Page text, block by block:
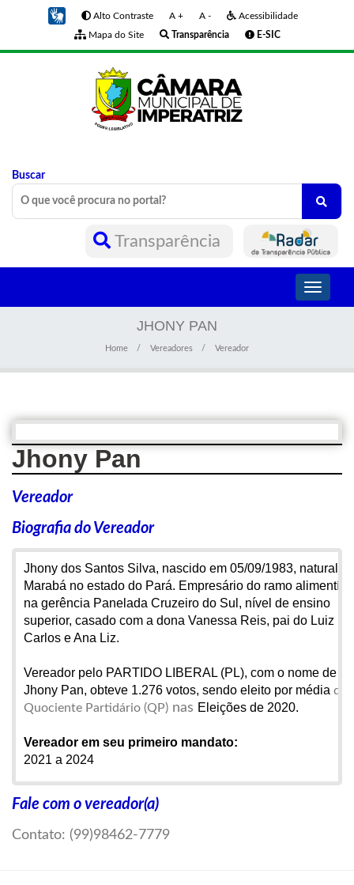
Alto Contraste A + A -
Acessibilidade
Mapa do Site
Transparência E-SIC
Buscar
Transparência
Toggle
JHONY PAN
Home Vereadores Vereador
Jhony Pan
Vereador
Biografia do Vereador
Jhony dos Santos Silva, nascido em 05/09/1983, natural
Marabá no estado do Pará. Empresário do ramo
na gerência Panelada Cruzeiro do Sul, nível de ensino
superior, casado com a dona Vanessa Reis, pai do Luiz
Carlos e Ana Liz.
Vereador pelo PARTIDO LIBERAL (PL), com o nome de
Jhony Pan, obteve 1.276 votos, sendo eleito por média do
Quociente Partidário (QP) nas Eleições de 2020.
Vereador em seu primeiro mandato:
2021 a 2024
Endereço Completo:
Rua Espanha n° 34, Vila Redenção ll
Fale com o vereador(a)
Contato: (99)98462-7779